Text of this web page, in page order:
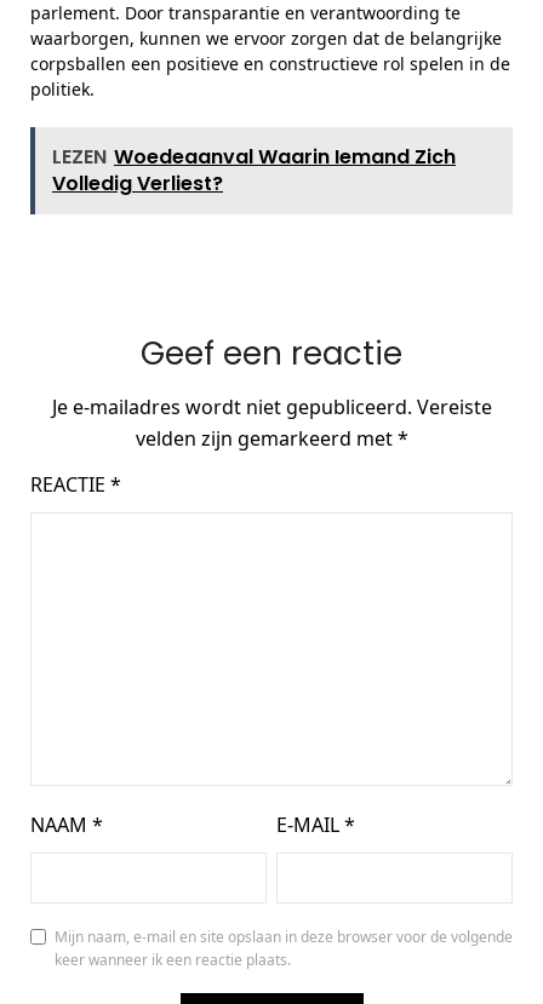
parlement. Door transparantie en verantwoording te
waarborgen, kunnen we ervoor zorgen dat de belangrijke
corpsballen een positieve en constructieve rol spelen in de
politiek.
LEZEN Woedeaanval Waarin Iemand Zich
Volledig Verliest?
Geef een reactie
Je e-mailadres wordt niet gepubliceerd. Vereiste
velden zijn gemarkeerd met*
REACTIE *
NAAM * E-MAIL*
Mijn naam, e-mail en site opslaan in deze browser voor de volgende
keer wanneer ik een reactie plaats.